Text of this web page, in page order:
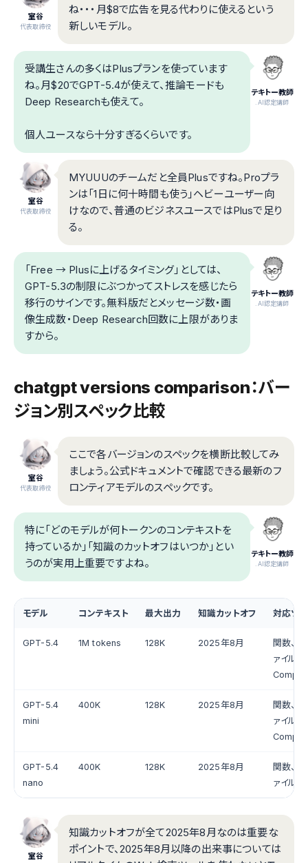
室谷
代表取締役
ね・・・月$8で広告を見る代わりに使えるという
新しいモデル。
テキトー教師
.AI認定講師
受講生さんの多くはPlusプランを使っています
ね。月$20でGPT-5.4が使えて、推論モードも
Deep Researchも使えて。
個人ユースなら十分すぎるくらいです。
室谷
代表取締役
MYUUUのチームだと全員Plusですね。Proプラ
ンは「1日に何十時間も使う」ヘビーユーザー向
けなので、普通のビジネスユースではPlusで足り
る。
テキトー教師
.AI認定講師
「Free → Plusに上げるタイミング」としては、
GPT-5.3の制限にぶつかってストレスを感じたら
移行のサインです。無料版だとメッセージ数・画
像生成数・Deep Research回数に上限がありま
すから。
chatgpt versions comparison：バー
ジョン別スペック比較
室谷
代表取締役
ここで各バージョンのスペックを横断比較してみ
ましょう。公式ドキュメントで確認できる最新のフ
ロンティアモデルのスペックです。
テキトー教師
.AI認定講師
特に「どのモデルが何トークンのコンテキストを
持っているか」「知識のカットオフはいつか」とい
うのが実用上重要ですよね。
モデル コンテキスト 最大出力 知識カットオフ 対応ツ
GPT-5.4 1M tokens 128K 2025年8月
関数、
ァイル検
GPT-5.4
mini
400K 128K 2025年8月
関数、
ァイル検
GPT-5.4
nano
400K 128K 2025年8月
関数、
ァイル検
室谷
知識カットオフが全て2025年8月なのは重要な
ポイントで、2025年8月以降の出来事については